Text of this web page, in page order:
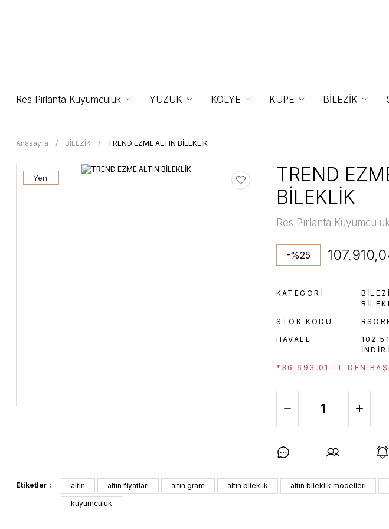
Res Pırlanta Kuyumculuk YÜZÜK KOLYE KÜPE BİLEZİK
Anasayfa BİLEZİK TREND EZME ALTIN BİLEKLİK
Yeni
TREND
BİLEKLİK
Res Pırlanta
-%25
KATEGORI
STOK KODU
HAVALE
*36.693,01 TL DEN
Etiketler : altın altın fiyatları altın gram altın bileklik altın bileklik modelleri
kuyumculuk